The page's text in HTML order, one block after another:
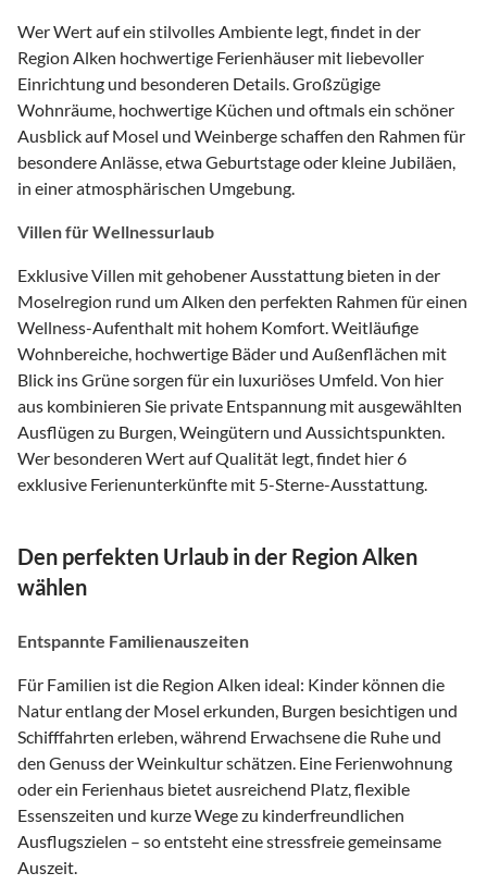
Wer Wert auf ein stilvolles Ambiente legt, findet in der
Region Alken hochwertige Ferienhäuser mit liebevoller
Einrichtung und besonderen Details. Großzügige
Wohnräume, hochwertige Küchen und oftmals ein schöner
Ausblick auf Mosel und Weinberge schaffen den Rahmen für
besondere Anlässe, etwa Geburtstage oder kleine Jubiläen,
in einer atmosphärischen Umgebung.
Villen für Wellnessurlaub
Exklusive Villen mit gehobener Ausstattung bieten in der
Moselregion rund um Alken den perfekten Rahmen für einen
Wellness-Aufenthalt mit hohem Komfort. Weitläufige
Wohnbereiche, hochwertige Bäder und Außenflächen mit
Blick ins Grüne sorgen für ein luxuriöses Umfeld. Von hier
aus kombinieren Sie private Entspannung mit ausgewählten
Ausflügen zu Burgen, Weingütern und Aussichtspunkten.
Wer besonderen Wert auf Qualität legt, findet hier 6
exklusive Ferienunterkünfte mit 5-Sterne-Ausstattung.
Den perfekten Urlaub in der Region Alken
wählen
Entspannte Familienauszeiten
Für Familien ist die Region Alken ideal: Kinder können die
Natur entlang der Mosel erkunden, Burgen besichtigen und
Schifffahrten erleben, während Erwachsene die Ruhe und
den Genuss der Weinkultur schätzen. Eine Ferienwohnung
oder ein Ferienhaus bietet ausreichend Platz, flexible
Essenszeiten und kurze Wege zu kinderfreundlichen
Ausflugszielen – so entsteht eine stressfreie gemeinsame
Auszeit.